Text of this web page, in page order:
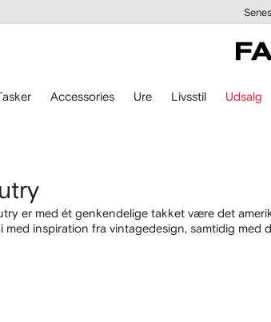
Accessories Ure Livsstil Udsalg
er med ét genkendelige takket være det
inspiration fra vintagedesign, samtidig med